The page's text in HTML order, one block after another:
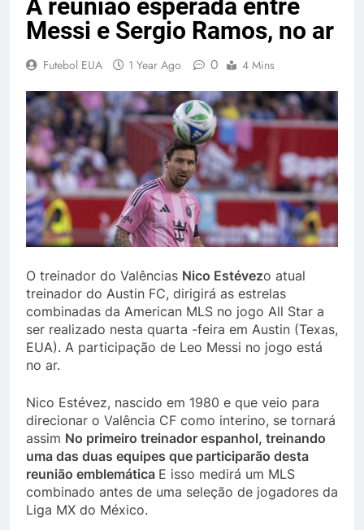
A reunião esperada entre
Messi e Sergio Ramos, no ar
Futebol EUA 1 Year Ago 0 4 Mins
O treinador do Valências Nico Estévezo atual
treinador do Austin FC, dirigirá as estrelas
combinadas da American MLS no jogo All Star a
ser realizado nesta quarta -feira em Austin (Texas,
EUA). A participação de Leo Messi no jogo está
no ar.
Nico Estévez, nascido em 1980 e que veio para
direcionar o Valência CF como interino, se tornará
assim No primeiro treinador espanhol, treinando
uma das duas equipes que participarão desta
reunião emblemática E isso medirá um MLS
combinado antes de uma seleção de jogadores da
Liga MX do México.